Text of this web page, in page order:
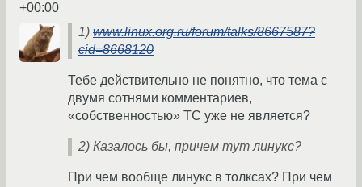
+00:00
1) www.linux.org.ru/forum/talks/8667587?
cid=8668120
Тебе действительно не понятно, что тема с
двумя сотнями комментариев,
«собственностью» ТС уже не является?
2) Казалось бы, причем тут линукс?
При чем вообще линукс в толксах? При чем